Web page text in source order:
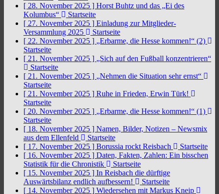
[ 28. November 2025 ] Horst Buhtz und das „Ei des
Kolumbus“
Startseite
[ 27. November 2025 ] Einladung zur Mitglieder-
Versammlung 2025
Startseite
[ 22. November 2025 ] „Erbarme, die Hesse kommen!“ (2)
Startseite
[ 21. November 2025 ] „Sich auf den Fußball konzentrieren“
Startseite
[ 21. November 2025 ] „Nehmen die Situation sehr ernst“
Startseite
[ 21. November 2025 ] Ruhe in Frieden, Erwin Türk!
Startseite
[ 20. November 2025 ] „Erbarme, die Hesse kommen!“ (1)
Startseite
[ 18. November 2025 ] Namen, Bilder, Notizen – Newsmix
aus dem Ellenfeld
Startseite
[ 17. November 2025 ] Borussia rockt Reisbach
Startseite
[ 16. November 2025 ] Daten, Fakten, Zahlen: Ein bisschen
Statistik für die Chronistik
Startseite
[ 15. November 2025 ] In Reisbach die dürftige
Auswärtsbilanz endlich aufbessern!
Startseite
[ 14. November 2025 ] Wiedersehen mit Markus Kneip